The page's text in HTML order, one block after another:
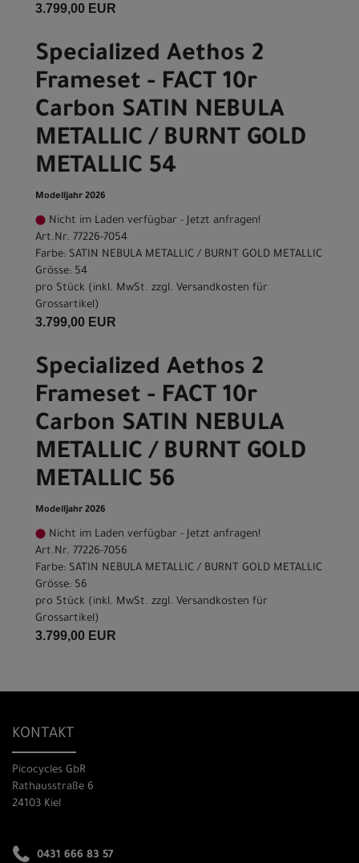
3.799,00 EUR
Specialized Aethos 2
Frameset - FACT 10r
Carbon SATIN NEBULA
METALLIC / BURNT GOLD
METALLIC 54
Modelljahr 2026
Nicht im Laden verfügbar - Jetzt anfragen!
Art.Nr. 77226-7054
Farbe: SATIN NEBULA METALLIC / BURNT GOLD METALLIC
Grösse: 54
pro Stück (inkl. MwSt. zzgl. Versandkosten für
Grossartikel )
3.799,00 EUR
Specialized Aethos 2
Frameset - FACT 10r
Carbon SATIN NEBULA
METALLIC / BURNT GOLD
METALLIC 56
Modelljahr 2026
Nicht im Laden verfügbar - Jetzt anfragen!
Art.Nr. 77226-7056
Farbe: SATIN NEBULA METALLIC / BURNT GOLD METALLIC
Grösse: 56
pro Stück (inkl. MwSt. zzgl. Versandkosten für
Grossartikel )
3.799,00 EUR
KONTAKT
Picocycles GbR
Rathausstraße 6
24103 Kiel
0431 666 83 57